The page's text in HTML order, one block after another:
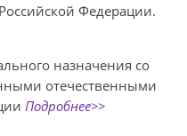
Федерации.
назначения со
отечественными
Подробнее>>